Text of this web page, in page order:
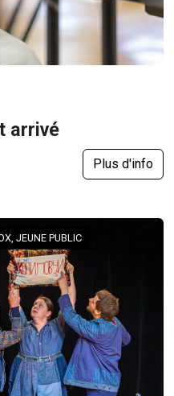
arrivé
Plus d'info
JEUNE PUBLIC